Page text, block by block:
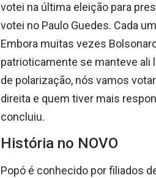
votei na última eleição para
votei no Paulo Guedes. Cada
Embora muitas vezes
patrioticamente se manteve ali
de polarização, nós vamos
direita e quem tiver mais
concluiu.
História no NOVO
Popó é conhecido por filiados